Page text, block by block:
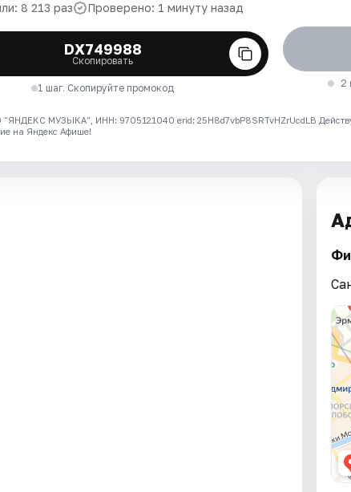
8 213 раз Проверено: 1 минуту назад
DX749988
Скопировать
1 шаг. Скопируйте промокод
2
МУЗЫКА", ИНН: 9705121040 erid: 25H8d7vbP8SRTvHZrUcdLB
на Яндекс Афише!